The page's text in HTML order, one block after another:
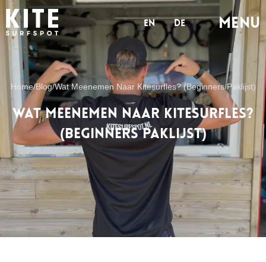
en de MENu
Home/Blog/Wat Meenemen Naar Kitesurfles? (Beginners Paklijst)
Wat Meenemen Naar Kitesurfles?
(Beginners Paklijst)